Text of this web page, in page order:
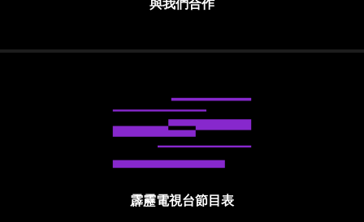
與我們合作
霹靂電視台節目表